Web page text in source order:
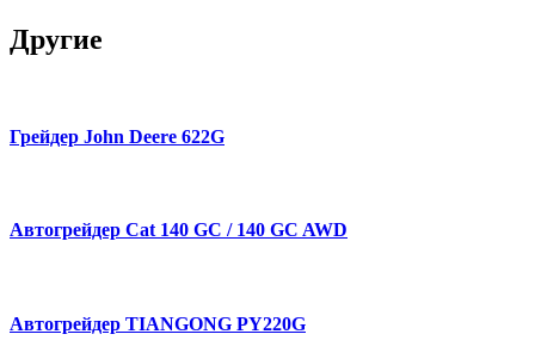
Другие
Грейдер John Deere 622G
Автогрейдер Cat 140 GC / 140 GC AWD
Автогрейдер TIANGONG PY220G